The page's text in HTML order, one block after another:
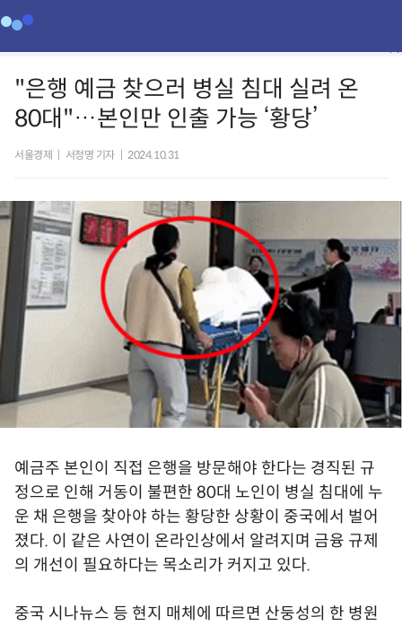
"은행 예금 찾으러 병실 침대 실려 온
80대"…본인만 인출 가능 ‘황당’
서울경제 서정명 기자 2024.10.31
예금주 본인이 직접 은행을 방문해야 한다는 경직된 규
정으로 인해 거동이 불편한 80대 노인이 병실 침대에 누
운 채 은행을 찾아야 하는 황당한 상황이 중국에서 벌어
졌다. 이 같은 사연이 온라인상에서 알려지며 금융 규제
의 개선이 필요하다는 목소리가 커지고 있다.
중국 시나뉴스 등 현지 매체에 따르면 산둥성의 한 병원